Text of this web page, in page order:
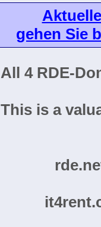
gehen Sie
All 4 RDE-
This is a